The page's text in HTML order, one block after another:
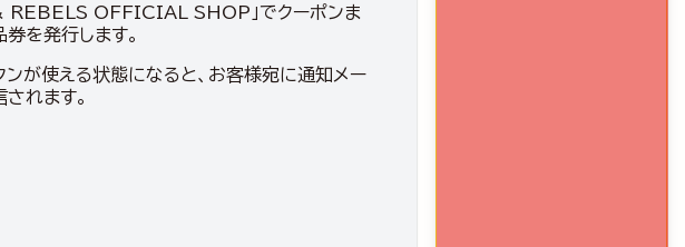
OFFICIAL SHOP」でクーポンま
を発行します。
ンが使える状態になると、お客様宛に通知メー
れます。